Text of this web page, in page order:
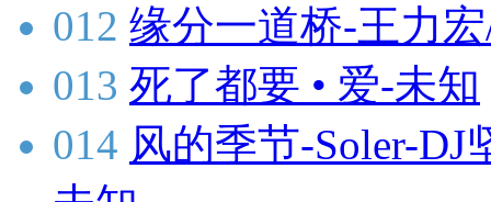
012 缘分一道桥-王力
013 死了都要 • 爱-未知
014 风的季节-Soler-